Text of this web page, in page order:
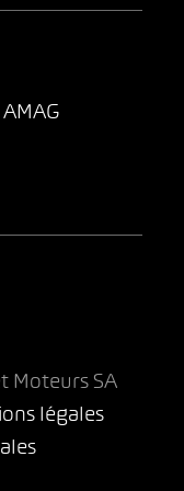
Moteurs SA
légales